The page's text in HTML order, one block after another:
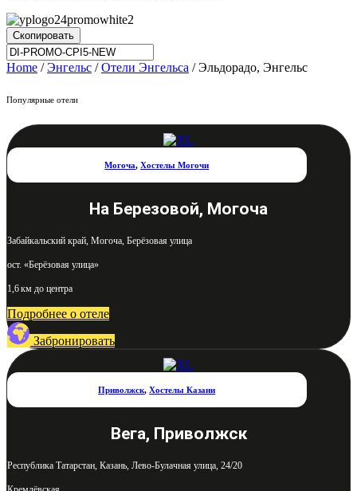
Скопировать
Home /Энгельс /Отели Энгельса / Эльдорадо, Энгельс
Популярные отели
Могоча,Хостелы Могочи
На Березовой, Могоча
Забайкальский край, Могоча, Берёзовая улица
ост. «Берёзовая улица»
1,6 км до центра
Подробнее о отеле
Забронировать
Приволжск,Хостелы Казани
Вега, Приволжск
Республика Татарстан, Казань, Лево-Булачная улица, 24/20